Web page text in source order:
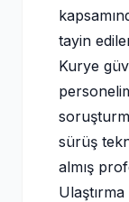
tayin
Kurye
sürüş
almış
Ulaştırma